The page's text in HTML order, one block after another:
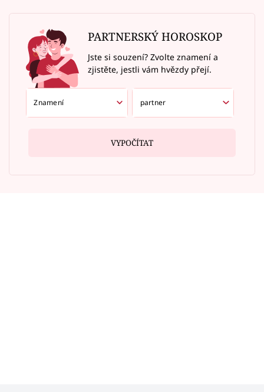
PARTNERSKÝ HOROSKOP
Jste si souzení? Zvolte znamení a
zjistěte, jestli vám hvězdy přejí.
VYPOČÍTAT